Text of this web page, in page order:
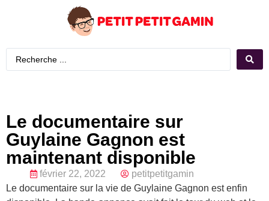
Le documentaire sur
Guylaine Gagnon est
maintenant disponible
février 22, 2022
petitpetitgamin
Le documentaire sur la vie de Guylaine Gagnon est enfin